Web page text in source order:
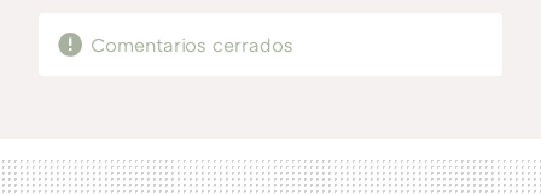
Comentarios cerrados